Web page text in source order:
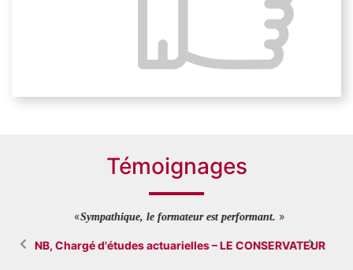
Témoignages
«Sympathique, le formateur est performant. »
NB, Chargé d'études actuarielles – LE CONSERVATEUR